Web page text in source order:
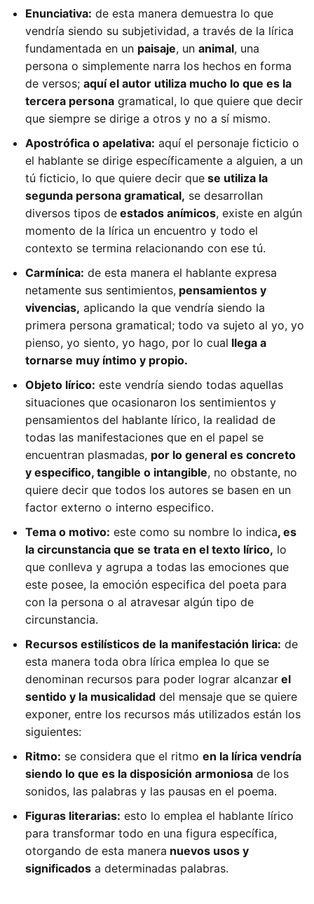
Enunciativa: de esta manera demuestra lo que
vendría siendo su subjetividad, a través de la lírica
fundamentada en un paisaje, un animal, una
persona o simplemente narra los hechos en forma
de versos; aquí el autor utiliza mucho lo que es la
tercera persona gramatical, lo que quiere que decir
que siempre se dirige a otros y no a sí mismo.
Apostrófica o apelativa: aquí el personaje ficticio o
el hablante se dirige específicamente a alguien, a un
tú ficticio, lo que quiere decir que se utiliza la
segunda persona gramatical, se desarrollan
diversos tipos de estados anímicos, existe en algún
momento de la lírica un encuentro y todo el
contexto se termina relacionando con ese tú.
Carmínica: de esta manera el hablante expresa
netamente sus sentimientos, pensamientos y
vivencias, aplicando la que vendría siendo la
primera persona gramatical; todo va sujeto al yo, yo
pienso, yo siento, yo hago, por lo cual llega a
tornarse muy íntimo y propio.
Objeto lírico: este vendría siendo todas aquellas
situaciones que ocasionaron los sentimientos y
pensamientos del hablante lírico, la realidad de
todas las manifestaciones que en el papel se
encuentran plasmadas, por lo general es concreto
y especifico, tangible o intangible, no obstante, no
quiere decir que todos los autores se basen en un
factor externo o interno especifico.
Tema o motivo: este como su nombre lo indica, es
la circunstancia que se trata en el texto lírico, lo
que conlleva y agrupa a todas las emociones que
este posee, la emoción especifica del poeta para
con la persona o al atravesar algún tipo de
circunstancia.
Recursos estilísticos de la manifestación lirica: de
esta manera toda obra lírica emplea lo que se
denominan recursos para poder lograr alcanzar el
sentido y la musicalidad del mensaje que se quiere
exponer, entre los recursos más utilizados están los
siguientes:
Ritmo: se considera que el ritmo en la lírica vendría
siendo lo que es la disposición armoniosa de los
sonidos, las palabras y las pausas en el poema.
Figuras literarias: esto lo emplea el hablante lírico
para transformar todo en una figura específica,
otorgando de esta manera nuevos usos y
significados a determinadas palabras.